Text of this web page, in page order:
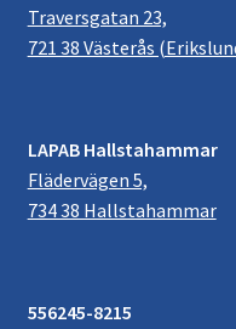
Traversgatan 23,
721 38 Västerås
LAPAB Hallstahammar
Flädervägen 5,
734 38 Hallstahammar
556245-8215